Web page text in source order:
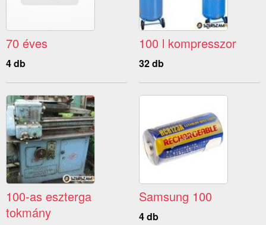
70 éves
4 db
100 l kompresszor
32 db
100-as eszterga
tokmány
Samsung 100
4 db